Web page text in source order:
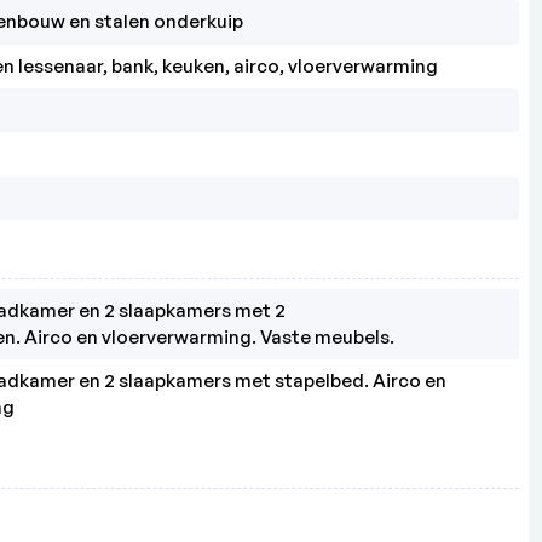
en stalen onderkuip
en 2 slaapkamers met 2
en 2 slaapkamers met stapelbed. Airco en